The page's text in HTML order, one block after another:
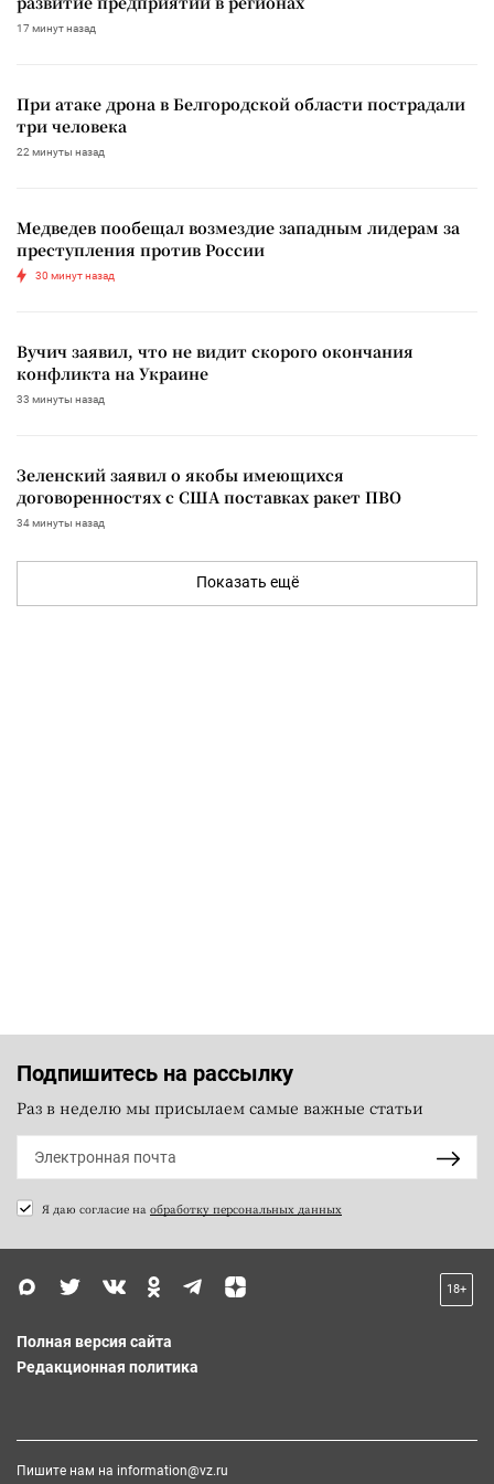
17 минут назад
При атаке дрона в Белгородской области пострадали
три человека
22 минуты назад
Медведев пообещал возмездие западным лидерам за
преступления против России
30 минут назад
Вучич заявил, что не видит скорого окончания
конфликта на Украине
33 минуты назад
Зеленский заявил о якобы имеющихся
договоренностях с США поставках ракет ПВО
34 минуты назад
Показать ещё
Подпишитесь на рассылку
Раз в неделю мы присылаем самые важные статьи
Я даю согласие на обработку персональных данных
18+
Полная версия сайта
Редакционная политика
Пишите нам на information@vz.ru